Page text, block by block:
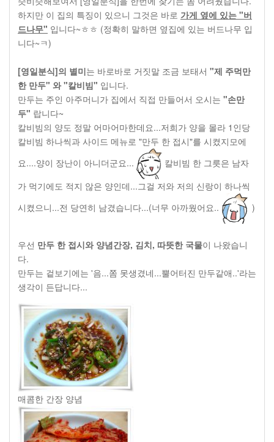
하지만 이 집의 특징이 있으니 그것은 바로 가게 옆에 있는 "버
드나무" 입니다~ㅎㅎ (정확히 말하면 옆집에 있는 버드나무 입
니다~ㅋ)
[영일분식]의 별미는 바로바로 거짓말 조금 보태서 "제 주먹만
한 만두" 와 "칼비빔" 입니다.
만두는 주인 아주머니가 집에서 직접 만들어서 오시는 "손만
두" 랍니다~
칼비빔의 양도 정말 어마어마한데요...저희가 양을 몰라 1인당
칼비빔 하나씩과 사이드 메뉴로 "만두 한 접시"를 시켰지모에
요....양이 장난이 아니더군요...
칼비빔 한 그릇은 남자
가 먹기에도 적지 않은 양인데...그걸 저와 저의 신랑이 하나씩
시켰으니...전 당연히 남겼습니다...(너무 아까웠어요..
)
우선 만두 한 접시와 양념간장, 김치, 따뜻한 국물이 나왔습니
다.
만두는 겉보기에는 '음...쫌 못생겼네...뿔어터진 만두같애..'라는
생각이 든답니다...
매콤한 간장 양념